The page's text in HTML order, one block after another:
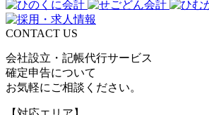
CONTACT US
会社設立・記帳代行サービス
確定申告について
お気軽にご相談ください。